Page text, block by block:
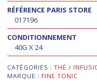
RÉFÉRENCE PARIS STORE
017196
CONDITIONNEMENT
40G X 24
CATÉGORIES : THÉ /
MARQUE : FINE TONIC